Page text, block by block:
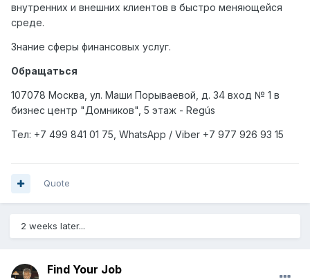
внутренних и внешних клиентов в быстро меняющейся
среде.
Знание сферы финансовых услуг.
Обращаться
107078 Москва, ул. Маши Порываевой, д. 34 вход № 1 в
бизнес центр "Домников", 5 этаж - Regús
Тел: +7 499 841 01 75, WhatsApp / Viber +7 977 926 93 15
Quote
2 weeks later...
Find Your Job